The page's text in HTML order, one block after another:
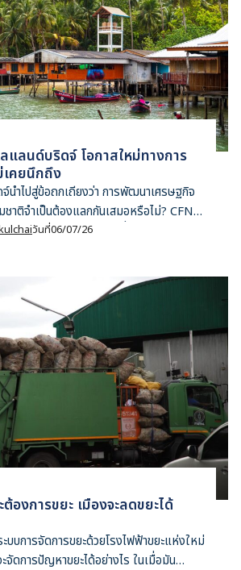
แลนด์บริดจ์ โอกาสใหม่ทางการ
เคยนึกถึง
นำไปสู่ข้อถกเถียงว่า การพัฒนาเศรษฐกิจ
าติจำเป็นต้องแลกกันเสมอหรือไม่? CFNT
จากสาธารณรัฐเซเชลส์ ที่ใช้ Nature
วันที่06/07/26
องการขยะ เมืองจะลดขยะได้
บการจัดการขยะด้วยโรงไฟฟ้าขยะแห่งใหม่
จัดการปัญหาขยะได้อย่างไร ในเมื่อมัน